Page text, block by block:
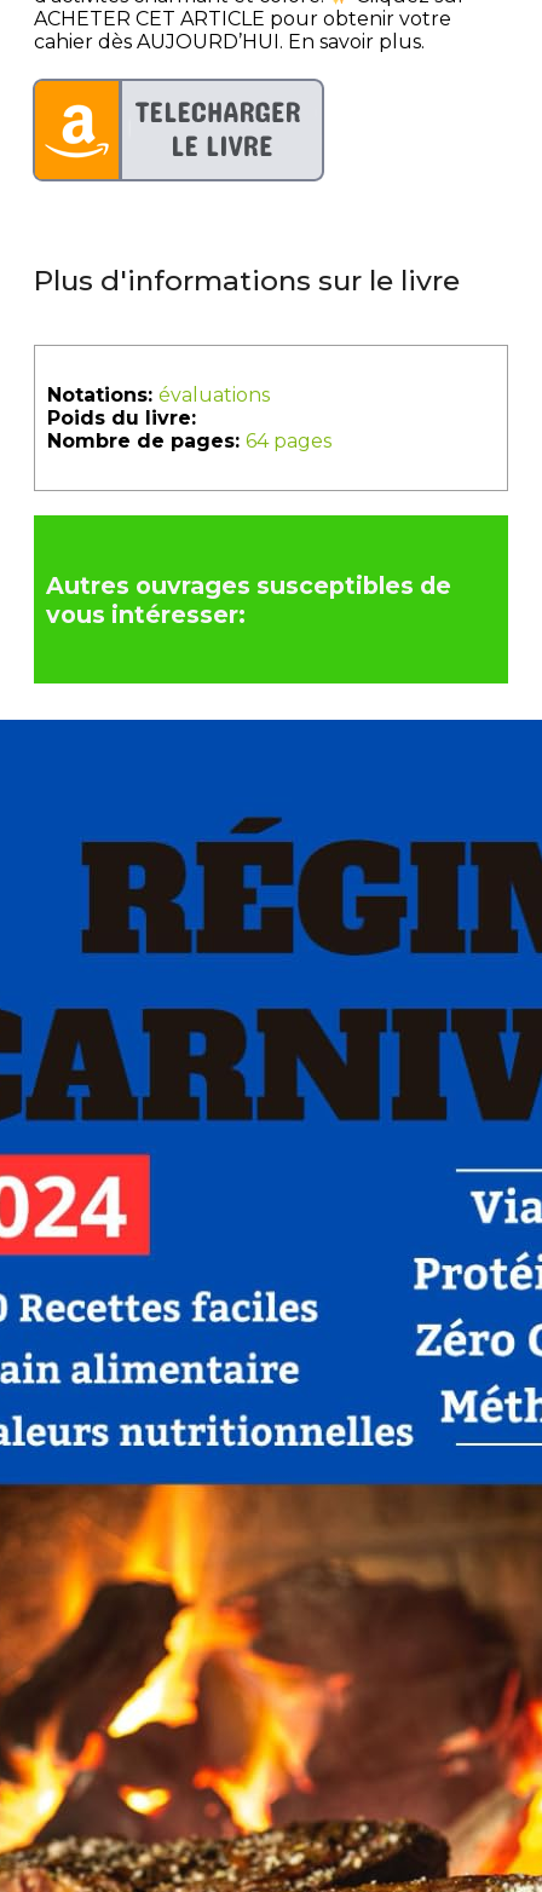
ACHETER CET ARTICLE pour obtenir votre
cahier dès AUJOURD’HUI. En savoir plus.
Plus d'informations sur le livre
Notations: évaluations
Poids du livre:
Nombre de pages: 64 pages
Autres ouvrages susceptibles de
vous intéresser: